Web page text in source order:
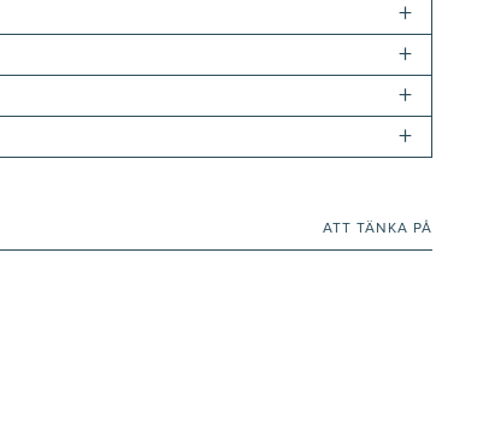
+
+
+
+
ATT TÄNKA PÅ